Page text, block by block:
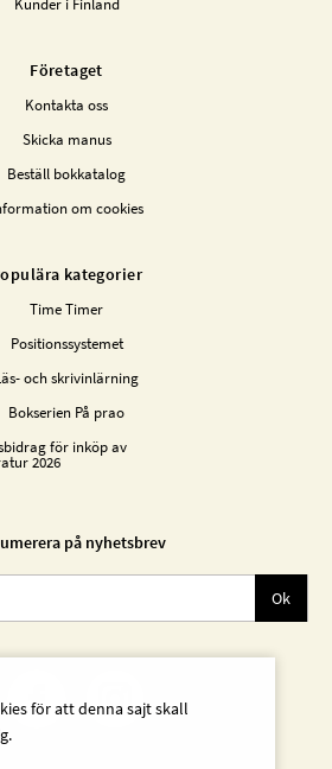
Kunder i Finland
Företaget
Kontakta oss
Skicka manus
Beställ bokkatalog
om cookies
kategorier
Time Timer
Positionssystemet
och skrivinlärning
Bokserien På prao
för inköp av
2026
på nyhetsbrev
Ok
för att denna sajt skall